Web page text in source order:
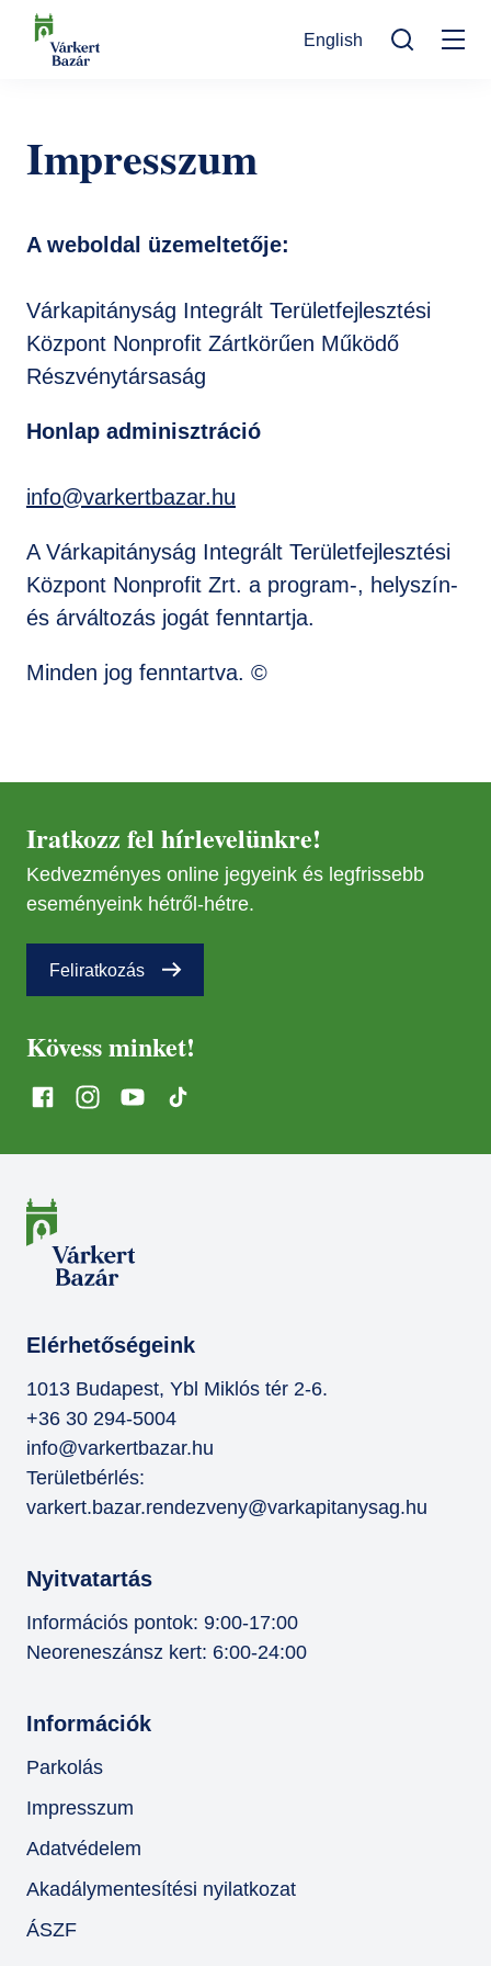
Ugrás
English
Kulturális események
Látogatóknak
Helyszínek
Ajándékbolt
Galéria
Elérhetőség
Megközelítés
Nyitvatartás
Hírlevél feliratkozás
Online jegyek
Impresszum
A weboldal üzemeltetője:
Várkapitányság Integrált Területfejlesztési
Központ Nonprofit Zártkörűen Működő
Részvénytársaság
Honlap adminisztráció
info@varkertbazar.hu
A Várkapitányság Integrált Területfejlesztési
Központ Nonprofit Zrt. a program-, helyszín-
és árváltozás jogát fenntartja.
Minden jog fenntartva. ©
Iratkozz fel hírlevelünkre!
Kedvezményes online jegyeink és legfrissebb
eseményeink hétről-hétre.
Feliratkozás
Kövess minket!
Elérhetőségeink
1013 Budapest, Ybl Miklós tér 2-6.
+36 30 294-5004
info@varkertbazar.hu
Területbérlés:
varkert.bazar.rendezveny@varkapitanysag.hu
Nyitvatartás
Információs pontok: 9:00-17:00
Neoreneszánsz kert: 6:00-24:00
Információk
Parkolás
Impresszum
Adatvédelem
Akadálymentesítési nyilatkozat
ÁSZF